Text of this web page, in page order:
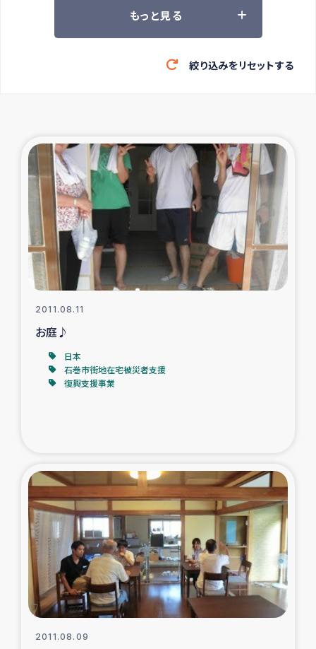
緊急救援の時代
東ティモール豪雨緊急支援
大雨による洪水被災者支援
カカオ生産者支援事業
シリア国内避難民・帰還民の生活再建支援
トルコにおけるシリア難民支援事業
インドネシア中部 スラウェシの地震・津波被災者支援
スリランカ ムライティブ県帰還民の生活再建支援
スリランカ南部洪水被災者支援
スリランカの南北女性をつなぐサリー・リサイクル・プロ
ジェクト
復興支援事業
民際教育事業
もっと見る
絞り込みをリセットする
2011.08.11
お庭♪
日本
石巻市街地在宅被災者支援
復興支援事業
2011.08.09